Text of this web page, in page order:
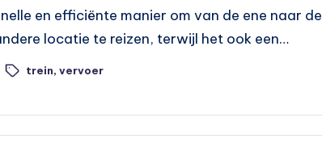
en efficiënte manier om van de ene naar de
locatie te reizen, terwijl het ook een…
trein, vervoer